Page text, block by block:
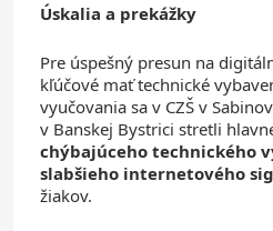
Úskalia a prekážky
Pre úspešný presun na
kľúčové mať technické
vyučovania sa v CZŠ v
v Banskej Bystrici stretli
chýbajúceho technického
slabšieho internetového
žiakov.